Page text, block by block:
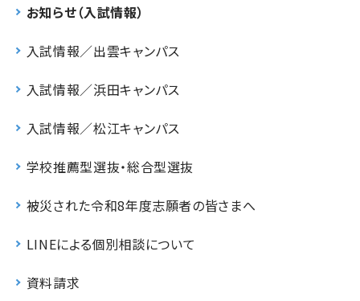
お知らせ（入試情報）
入試情報／出雲キャンパス
入試情報／浜田キャンパス
入試情報／松江キャンパス
学校推薦型選抜・総合型選抜
被災された令和8年度志願者の皆さまへ
LINEによる個別相談について
資料請求